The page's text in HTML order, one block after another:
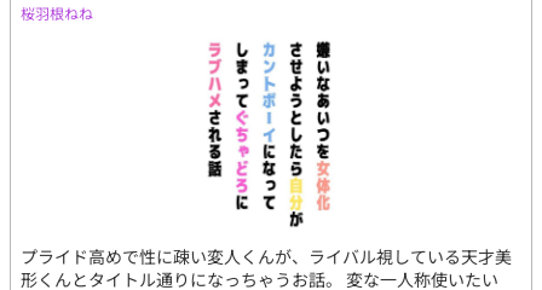
桜羽根ねね
プライド高めで性に疎い変人くんが、ライバル視している天才美
形くんとタイトル通りになっちゃうお話。 変な一人称使いたい